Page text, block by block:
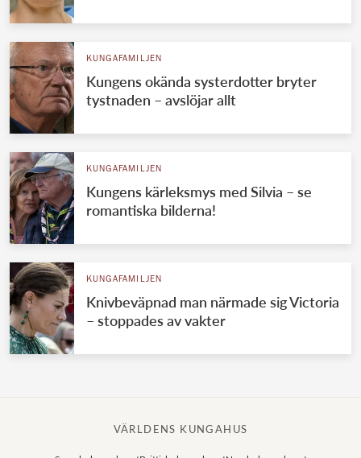
KUNGAFAMILJEN
Kungens okända systerdotter bryter
tystnaden – avslöjar allt
KUNGAFAMILJEN
Kungens kärleksmys med Silvia – se
romantiska bilderna!
KUNGAFAMILJEN
Knivbeväpnad man närmade sig Victoria
– stoppades av vakter
VÄRLDENS KUNGAHUS